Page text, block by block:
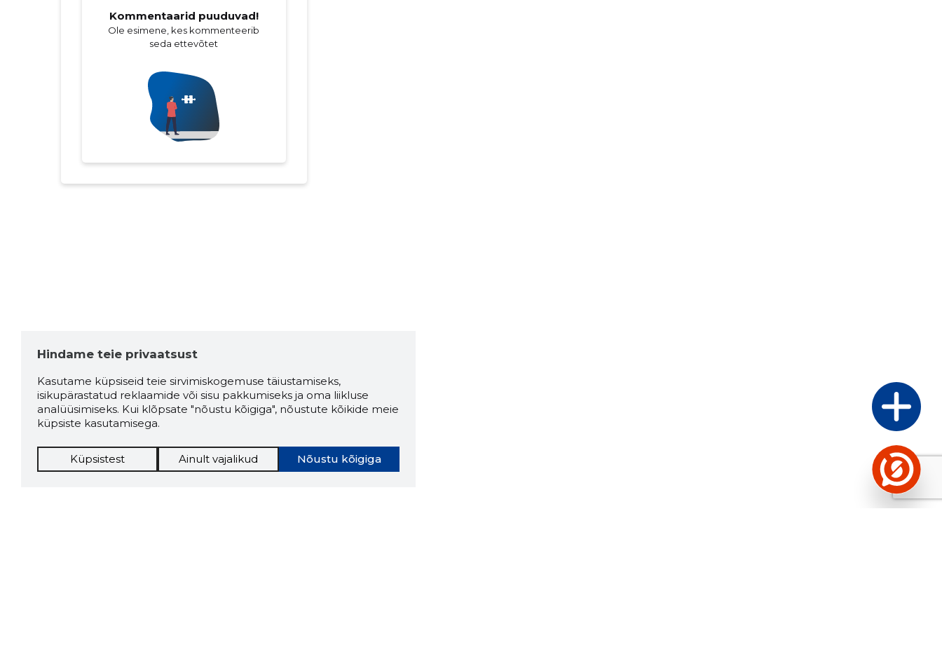
Kommentaarid puuduvad!
Ole esimene, kes kommenteerib
seda ettevõtet
Hindame teie privaatsust
Kasutame küpsiseid teie sirvimiskogemuse täiustamiseks,
isikupärastatud reklaamide või sisu pakkumiseks ja oma liikluse
analüüsimiseks. Kui klõpsate "nõustu kõigiga", nõustute kõikide meie
küpsiste kasutamisega.
Nõustu kõigiga
Küpsistest Ainult vajalikud